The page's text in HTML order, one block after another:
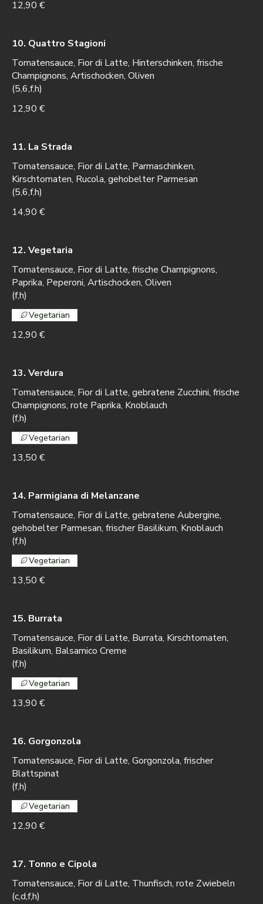
12,90 €
10. Quattro Stagioni
Tomatensauce, Fior di Latte, Hinterschinken, frische
Champignons, Artischocken, Oliven
(5,6,f,h)
12,90 €
11. La Strada
Tomatensauce, Fior di Latte, Parmaschinken,
Kirschtomaten, Rucola, gehobelter Parmesan
(5,6,f,h)
14,90 €
12. Vegetaria
Tomatensauce, Fior di Latte, frische Champignons,
Paprika, Peperoni, Artischocken, Oliven
(f,h)
12,90 €
Vegetarian
13. Verdura
Tomatensauce, Fior di Latte, gebratene Zucchini, frische
Champignons, rote Paprika, Knoblauch
(f,h)
13,50 €
Vegetarian
14. Parmigiana di Melanzane
Tomatensauce, Fior di Latte, gebratene Aubergine,
gehobelter Parmesan, frischer Basilikum, Knoblauch
(f,h)
13,50 €
Vegetarian
15. Burrata
Tomatensauce, Fior di Latte, Burrata, Kirschtomaten,
Basilikum, Balsamico Creme
(f,h)
13,90 €
Vegetarian
16. Gorgonzola
Tomatensauce, Fior di Latte, Gorgonzola, frischer
Blattspinat
(f,h)
12,90 €
Vegetarian
17. Tonno e Cipola
Tomatensauce, Fior di Latte, Thunfisch, rote Zwiebeln
(c,d,f,h)